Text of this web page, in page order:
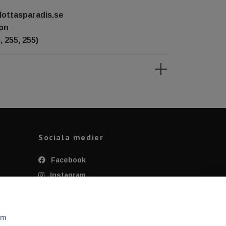
255, 255)
Sociala medier
Facebook
Instagram